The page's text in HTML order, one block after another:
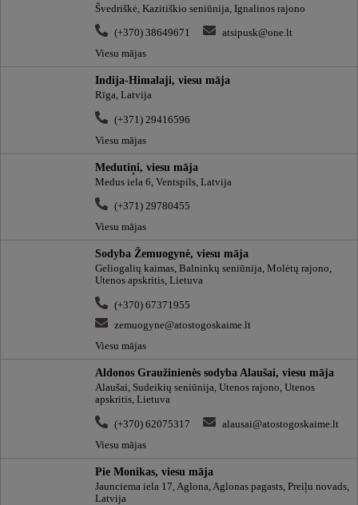
Švedriškė, Kazitiškio seniūnija, Ignalinos rajono
(+370) 38649671
atsipusk@one.lt
Viesu mājas
Indija-Himalaji, viesu māja
Rīga, Latvija
(+371) 29416596
Viesu mājas
Medutiņi, viesu māja
Medus iela 6, Ventspils, Latvija
(+371) 29780455
Viesu mājas
Sodyba Žemuogynė, viesu māja
Geliogalių kaimas, Balninkų seniūnija, Molėtų rajono,
Utenos apskritis, Lietuva
(+370) 67371955
zemuogyne@atostogoskaime.lt
Viesu mājas
Aldonos Graužinienės sodyba Alaušai, viesu māja
Alaušai, Sudeikių seniūnija, Utenos rajono, Utenos
apskritis, Lietuva
(+370) 62075317
alausai@atostogoskaime.lt
Viesu mājas
Pie Monikas, viesu māja
Jaunciema iela 17, Aglona, Aglonas pagasts, Preiļu novads,
Latvija